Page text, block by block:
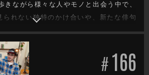
きながら様々な人やモノと出会う中で、
られない独特のかけ合いや、新たな俳句
です。 今回は岩手県二戸市をブラリ旅。
俳句が生まれるのか！？ 佐太郎茶屋、
#166